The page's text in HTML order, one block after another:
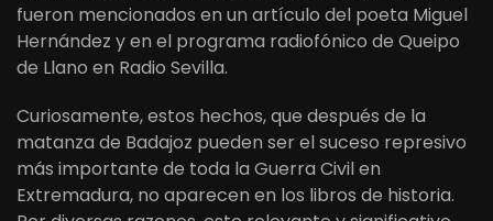
fueron mencionados en un artículo del poeta Miguel
Hernández y en el programa radiofónico de Queipo
de Llano en Radio Sevilla.
Curiosamente, estos hechos, que después de la
matanza de Badajoz pueden ser el suceso represivo
más importante de toda la Guerra Civil en
Extremadura, no aparecen en los libros de historia.